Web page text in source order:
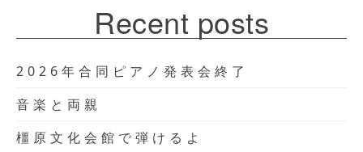
Recent posts
2026年合同ピアノ発表会終了
音楽と両親
橿原文化会館で弾けるよ